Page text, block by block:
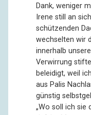
Dank, weniger
Irene still an
schützenden
wechselten wir
innerhalb
Verwirrung
beleidigt, weil
aus Palis
günstig
„Wo soll ich sie